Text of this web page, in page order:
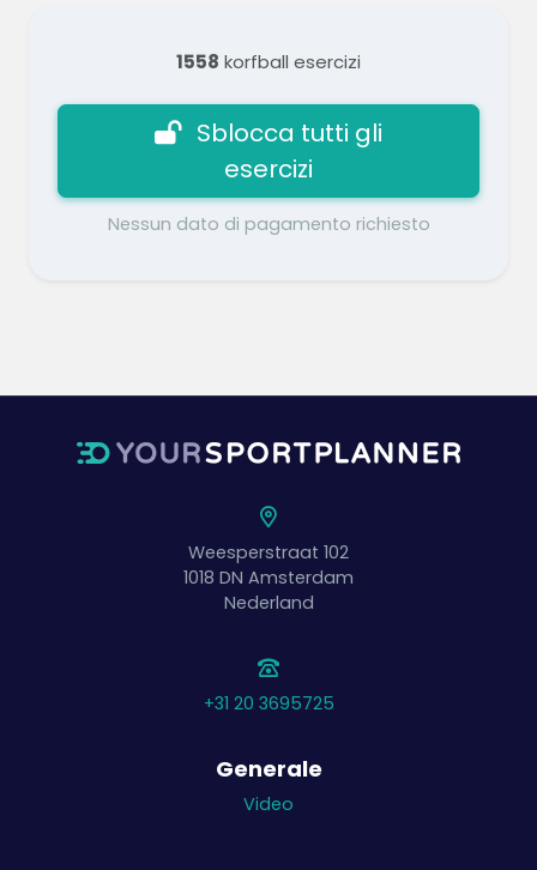
1558 korfball esercizi
Sblocca tutti gli
esercizi
Nessun dato di pagamento richiesto
Weesperstraat 102
1018 DN Amsterdam
Nederland
+31 20 3695725
Generale
Video